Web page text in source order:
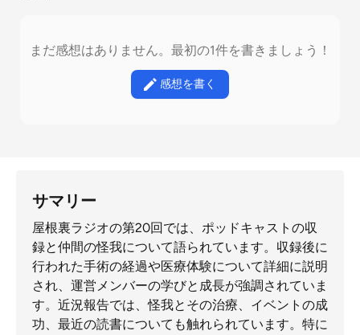
まだ感想はありません。最初の1件を書きましょう！
感想を書く
サマリー
屋根裏ラジオの第20回では、ポッドキャストの収
録と仲間の怪我について語られています。収録後に
行われた手術の経過や医療体験について詳細に説明
され、運営メンバーの学びと成長が強調されていま
す。近況報告では、怪我とその治療、イベントの成
功、最近の読書についても触れられています。特に